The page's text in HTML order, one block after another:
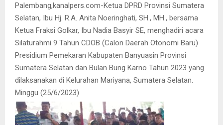
Palembang,kanalpers.com-Ketua DPRD Provinsi Sumatera
Selatan, Ibu Hj. R.A. Anita Noeringhati, SH., MH., bersama
Ketua Fraksi Golkar, Ibu Nadia Basyir SE, menghadiri acara
Silaturahmi 9 Tahun CDOB (Calon Daerah Otonomi Baru)
Presidium Pemekaran Kabupaten Banyuasin Provinsi
Sumatera Selatan dan Bulan Bung Karno Tahun 2023 yang
dilaksanakan di Kelurahan Mariyana, Sumatera Selatan.
Minggu (25/6/2023)